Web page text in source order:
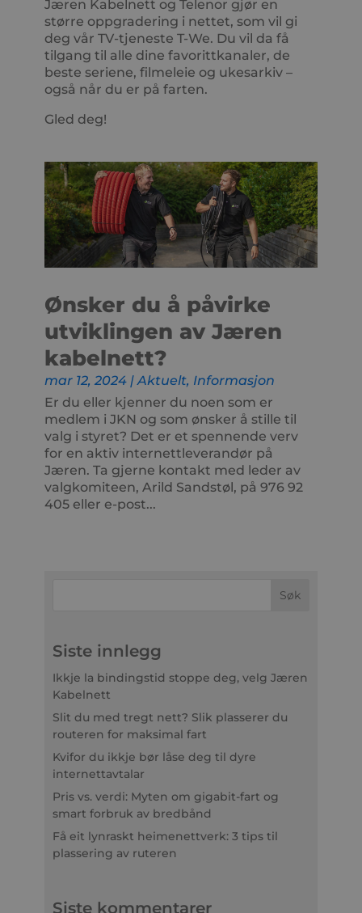
Jæren Kabelnett og Telenor gjør en
større oppgradering i nettet, som vil gi
deg vår TV-tjeneste T-We. Du vil da få
tilgang til alle dine favorittkanaler, de
beste seriene, filmeleie og ukesarkiv –
også når du er på farten.
Gled deg!
Ønsker du å påvirke
utviklingen av Jæren
kabelnett?
mar 12, 2024 | Aktuelt, Informasjon
Er du eller kjenner du noen som er
medlem i JKN og som ønsker å stille til
valg i styret? Det er et spennende verv
for en aktiv internettleverandør på
Jæren. Ta gjerne kontakt med leder av
valgkomiteen, Arild Sandstøl, på 976 92
405 eller e-post...
Siste innlegg
Ikkje la bindingstid stoppe deg, velg Jæren
Kabelnett
Slit du med tregt nett? Slik plasserer du
routeren for maksimal fart
Kvifor du ikkje bør låse deg til dyre
internettavtalar
Pris vs. verdi: Myten om gigabit-fart og
smart forbruk av bredbånd
Få eit lynraskt heimenettverk: 3 tips til
plassering av ruteren
Siste kommentarer